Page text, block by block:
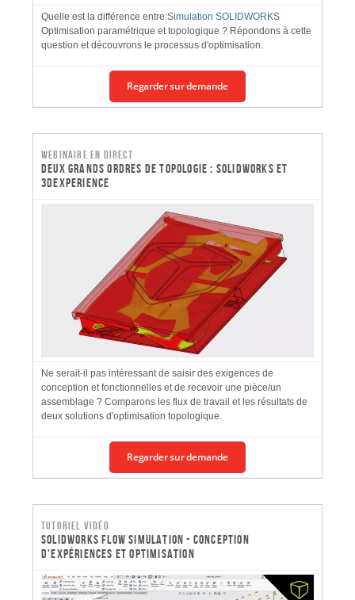
Quelle est la différence entre Simulation SOLIDWORKS
Optimisation paramétrique et topologique ? Répondons à cette
question et découvrons le processus d'optimisation.
Regarder sur demande
Webinaire en direct
Deux grands ordres de topologie : SOLIDWORKS et
3DEXPERIENCE
Ne serait-il pas intéressant de saisir des exigences de
conception et fonctionnelles et de recevoir une pièce/un
assemblage ? Comparons les flux de travail et les résultats de
deux solutions d'optimisation topologique.
Regarder sur demande
Tutoriel vidéo
SOLIDWORKS Flow Simulation - Conception
d'expériences et optimisation